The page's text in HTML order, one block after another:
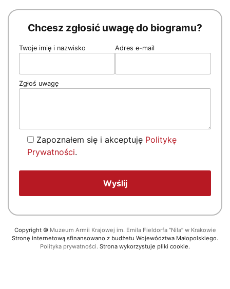
Chcesz zgłosić uwagę do biogramu?
Twoje imię i nazwisko Adres e-mail
Zgłoś uwagę
Zapoznałem się i akceptuję Politykę
Prywatności.
Copyright © Muzeum Armii Krajowej im. Emila Fieldorfa “Nila” w Krakowie
Stronę internetową sfinansowano z budżetu Województwa Małopolskiego.
Polityka prywatności. Strona wykorzystuje pliki cookie.